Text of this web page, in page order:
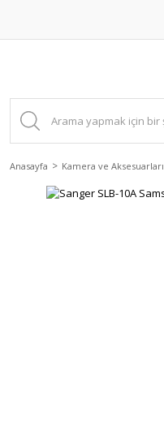
Anasayfa Kamera ve Aksesuarları